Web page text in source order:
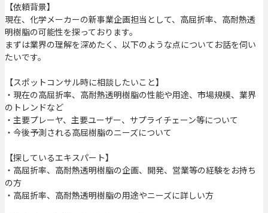
【依頼背景】
現在、化学メーカーの新事業企画担当として、高屈折率、高耐熱透
明樹脂の可能性を探っております。
まずは業界の理解を深めたく、以下のような点についてお話を伺い
たいです。
【スポットコンサル時に相談したいこと】
・現在の高屈折率、高耐熱透明樹脂の性能や用途、市場規模、業界
のトレンドなど
・主要プレーヤ、主要ユーザー、サプライチェーン等について
・今後予測される高屈樹脂のニーズについて
【探しているエキスパート】
・高屈折率、高耐熱透明樹脂の企画、開発、営業等の経験をお持ち
の方
・高屈折率、高耐熱透明樹脂の用途やニーズに詳しい方